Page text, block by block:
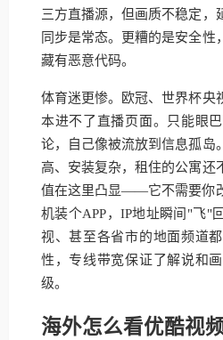
三方直播源，但画质不稳定，
同步是常态。更糟的是安全性
藏有恶意代码。
体育迷更惨。欧冠、世界杯央
本进不了直播页面。只能眼
论，自己像被流放到信息孤岛
高、安装复杂，租住的公寓还
值在这里凸显——它不需要你
机装个APP，IP地址瞬间"飞"
视、甚至各省市的地面频道
性，专线带宽保证了解说和
级。
海外怎么看优酷视